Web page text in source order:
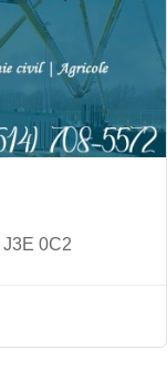
J3E 0C2